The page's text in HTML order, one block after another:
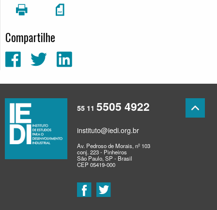
Compartilhe
55 115505 4922
instituto@iedi.org.br
Av. Pedroso de Morais, nº 103
conj. 223 - Pinheiros
São Paulo, SP - Brasil
CEP 05419-000